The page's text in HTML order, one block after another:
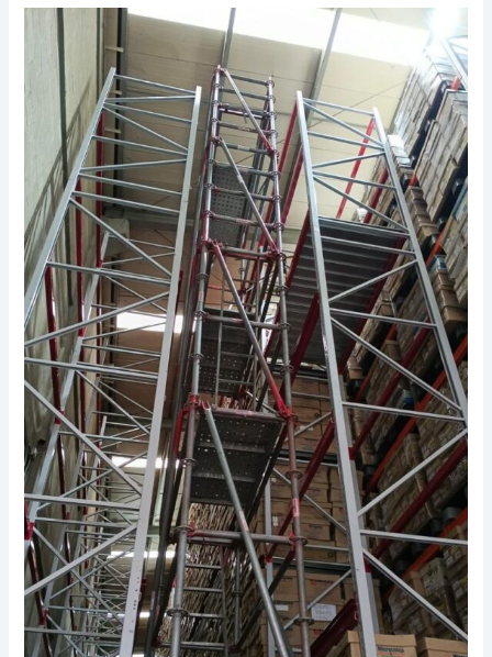
Precios
Alquiler
De
Andamios
Certificados
2026:
Cómo
Escoger
La
Mejor
Opción